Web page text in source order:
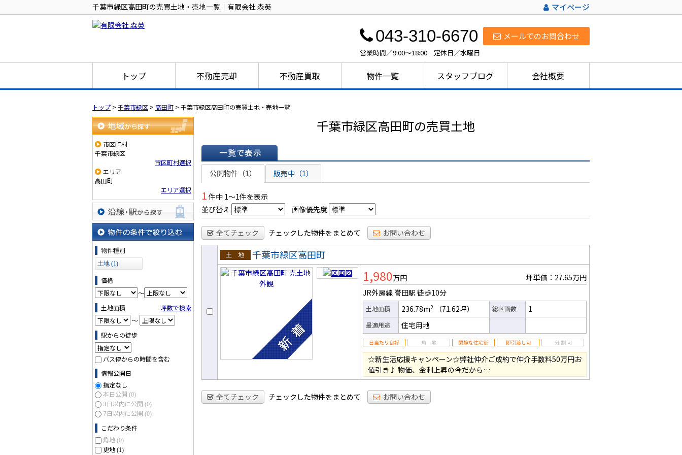
千葉市緑区高田町の売買土地・売地一覧｜有限会社 森英 マイページ
メールでのお問合わせ
043-310-6670
営業時間／9:00～18:00 定休日／水曜日
トップ 不動産売却 不動産買取 物件一覧 スタッフブログ 会社概要
トップ > 千葉市緑区 > 高田町 > 千葉市緑区高田町の売買土地・売地一覧
地域から探す
市区町村
千葉市緑区
市区町村選択
エリア
高田町
エリア選択
沿線・駅から探す
物件の条件で絞り込む
物件種別
土地 (1)
価格
～
土地面積
坪数で検索
～
駅からの徒歩
バス停からの時間を含む
情報公開日
指定なし
本日公開 (0)
3日以内に公開 (0)
7日以内に公開 (0)
こだわり条件
角地 (0)
更地 (1)
千葉市緑区高田町の売買土地
一覧で表示
公開物件（1） 販売中（1）
1 件中 1～1件を表示
並び替え
画像優先度
全てチェック チェックした物件をまとめて お問い合わせ
売土地
千葉市緑区高田町
1,980万円
坪単価：27.65万円
JR外房線 誉田駅 徒歩10分
土地面積 236.78m2 （71.62坪） 総区画数 1
最適用途 住宅用地
☆新生活応援キャンペーン☆弊社仲介ご成約で仲介手数料50万円お
値引き♪ 物価、金利上昇の今だから…
全てチェック チェックした物件をまとめて お問い合わせ